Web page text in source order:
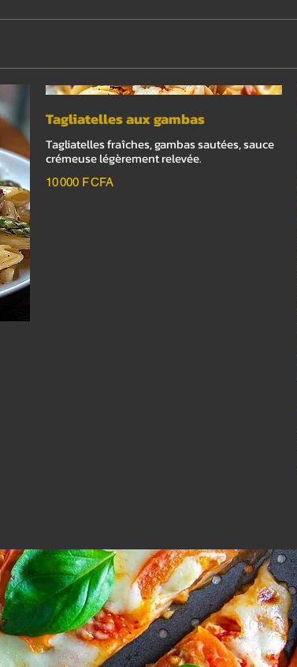
Tagliatelles aux gambas
Tagliatelles fraîches, gambas sautées, sauce
crémeuse légèrement relevée.
10 000 F CFA